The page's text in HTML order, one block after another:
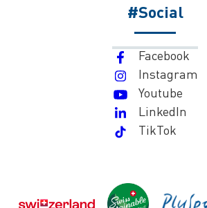
#Social
Facebook
Instagram
Youtube
LinkedIn
TikTok